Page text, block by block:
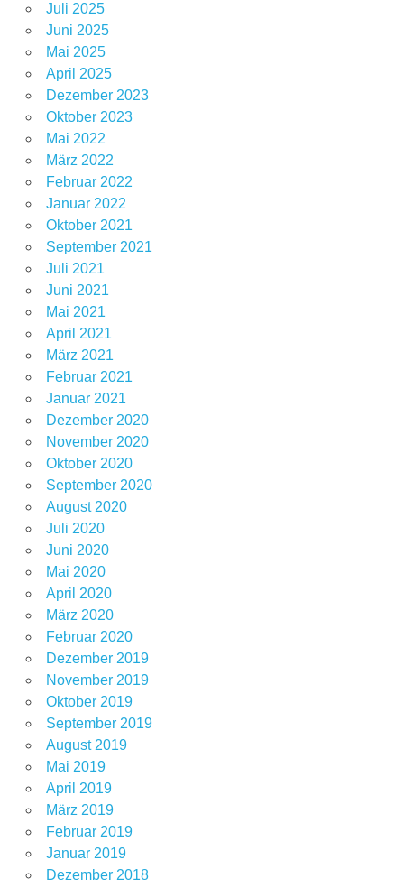
Juli 2025
Juni 2025
Mai 2025
April 2025
Dezember 2023
Oktober 2023
Mai 2022
März 2022
Februar 2022
Januar 2022
Oktober 2021
September 2021
Juli 2021
Juni 2021
Mai 2021
April 2021
März 2021
Februar 2021
Januar 2021
Dezember 2020
November 2020
Oktober 2020
September 2020
August 2020
Juli 2020
Juni 2020
Mai 2020
April 2020
März 2020
Februar 2020
Dezember 2019
November 2019
Oktober 2019
September 2019
August 2019
Mai 2019
April 2019
März 2019
Februar 2019
Januar 2019
Dezember 2018